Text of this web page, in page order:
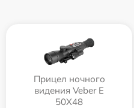
Прицел ночного
видения Veber E
50X48